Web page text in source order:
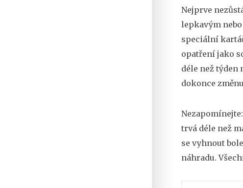
Nejprve
lepkavým
speciální
opatření jako
déle než týden
dokonce
trvá déle než
se vyhnout
náhradu.